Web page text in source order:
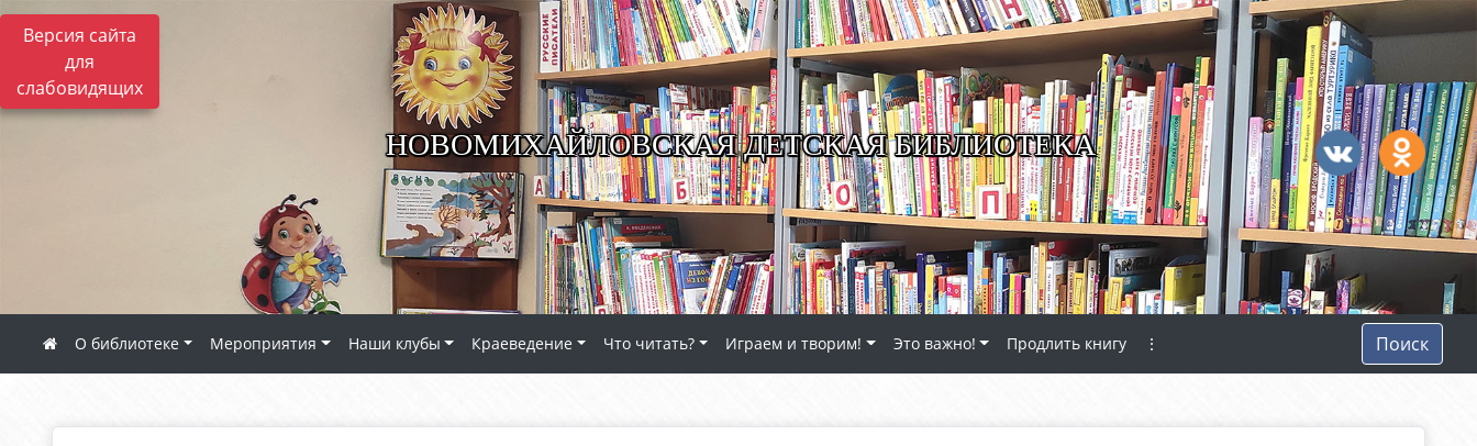
Версия сайта
для
слабовидящих
НОВОМИХАЙЛОВСКАЯ ДЕТСКАЯ БИБЛИОТЕКА
О библиотеке Мероприятия Наши клубы Краеведение Что читать? Играем и творим! Это важно! Продлить книгу ⋮ Поиск